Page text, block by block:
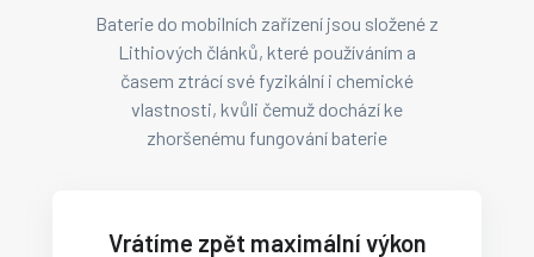
Baterie do mobilních zařízení jsou složené z
Lithiových článků, které používáním a
časem ztrácí své fyzikální i chemické
vlastnosti, kvůli čemuž dochází ke
zhoršenému fungování baterie
Vrátíme zpět maximální výkon